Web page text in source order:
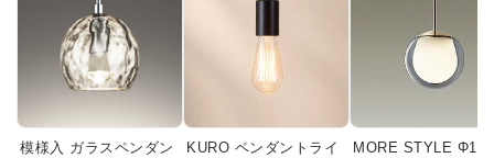
模様入 ガラスペンダン
KURO ペンダントライ
MORE STYLE